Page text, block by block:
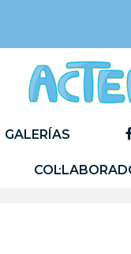
GALERÍAS